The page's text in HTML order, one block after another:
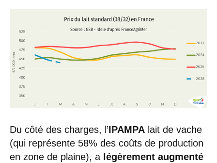
Du côté des charges, l’IPAMPA lait de vache
(qui représente 58% des coûts de production
en zone de plaine), a légèrement augmenté